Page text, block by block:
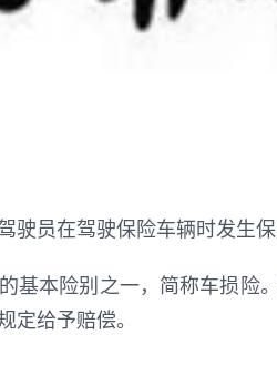
驶员在驾驶保险车辆时发生
基本险别之一，简称车损险
定给予赔偿。